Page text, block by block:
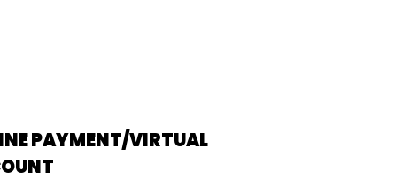
PAYMENT/VIRTUAL